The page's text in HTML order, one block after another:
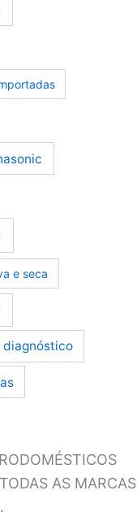
e seca
diagnóstico
AS MARCAS